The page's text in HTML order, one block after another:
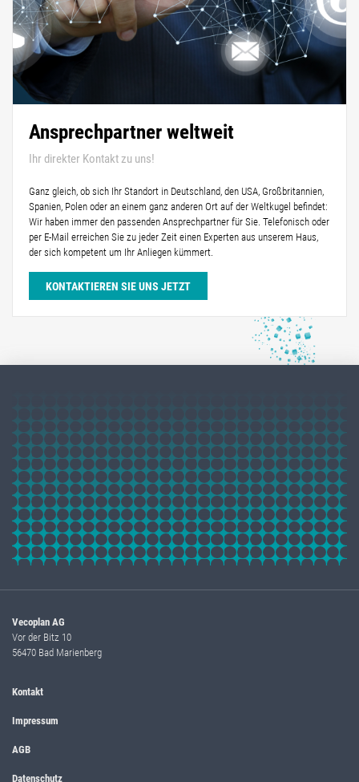
Ansprechpartner weltweit
Ihr direkter Kontakt zu uns!
Ganz gleich, ob sich Ihr Standort in Deutschland, den USA, Großbritannien,
Spanien, Polen oder an einem ganz anderen Ort auf der Weltkugel befindet:
Wir haben immer den passenden Ansprechpartner für Sie. Telefonisch oder
per E-Mail erreichen Sie zu jeder Zeit einen Experten aus unserem Haus,
der sich kompetent um Ihr Anliegen kümmert.
KONTAKTIEREN SIE UNS JETZT
Vecoplan AG
Vor der Bitz 10
56470 Bad Marienberg
Kontakt
Impressum
AGB
Datenschutz